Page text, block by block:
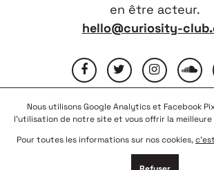
en être acteur.
hello@curiosity-
FAQ CONTACTEZ-NOUS
MENTIONS
Nous utilisons Google Analytics et Facebook
l'utilisation de notre site et vous offrir la
Pour toutes les informations sur nos cookies,